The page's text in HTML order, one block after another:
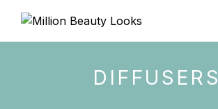
DIFFUSERS